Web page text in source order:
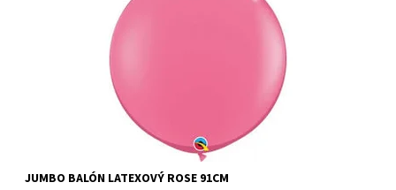
dodavame nenafukany
JUMBO BALÓN LATEXOVÝ ROSE 91CM